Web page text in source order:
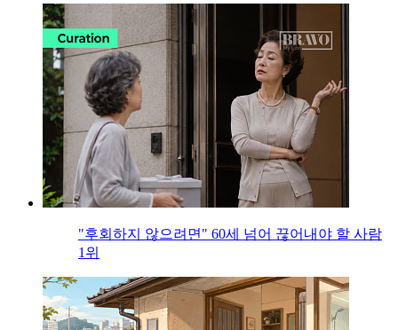
"후회하지 않으려면" 60세 넘어 끊어내야 할 사람
1위